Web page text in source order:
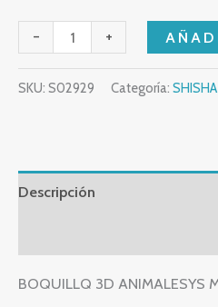
- +
SKU: S02929 Categoría: SHISHA
Descripción
BOQUILLQ 3D ANIMALESYS